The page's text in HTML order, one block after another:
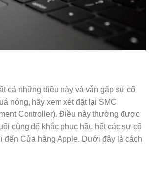
cả những điều này và vẫn gặp sự cố
nóng, hãy xem xét đặt lại SMC
Controller). Điều này thường được
cùng để khắc phục hầu hết các sự cố
đến Cửa hàng Apple. Dưới đây là cách